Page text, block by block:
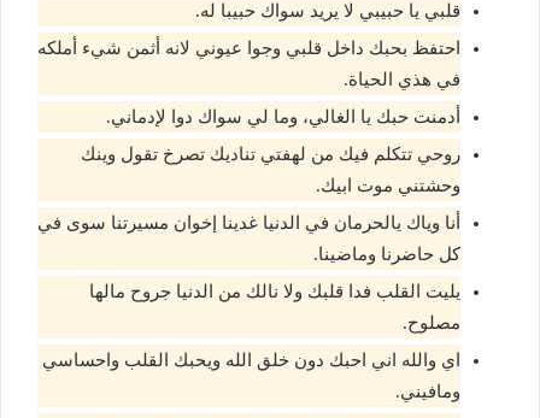
قلبي يا حبيبي لا يريد سواك حبيبا له.
احتفظ بحبك داخل قلبي وجوا عيوني لانه أثمن شيء أملكه
في هذي الحياة.
أدمنت حبك يا الغالي، وما لي سواك دوا لإدماني.
روحي تتكلم فيك من لهفتي تناديك تصرخ تقول وينك
وحشتني موت ابيك.
أنا وياك يالحرمان في الدنيا غدينا إخوان مسيرتنا سوى في
كل حاضرنا وماضينا.
يليت القلب فدا قلبك ولا نالك من الدنيا جروح مالها
مصلوح.
اي والله اني احبك دون خلق الله ويحبك القلب واحساسي
ومافيني.